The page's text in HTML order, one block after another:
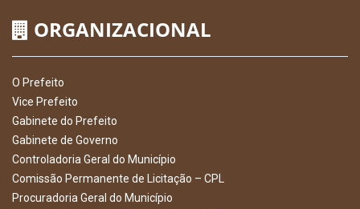
ORGANIZACIONAL
O Prefeito
Vice Prefeito
Gabinete do Prefeito
Gabinete de Governo
Controladoria Geral do Município
Comissão Permanente de Licitação – CPL
Procuradoria Geral do Município